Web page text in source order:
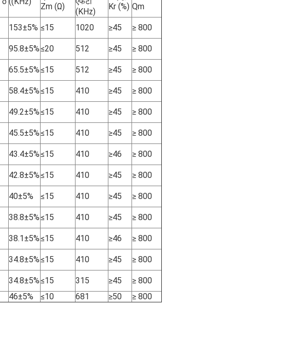
Zm (Ω)
(KHz)
Kr (%) Qm
153±5% ≤15 1020 ≥45
≥ 800
95.8±5%≤20 512 ≥45
≥ 800
65.5±5%≤15 512 ≥45
≥ 800
58.4±5%≤15 410 ≥45
≥ 800
49.2±5%≤15 410 ≥45
≥ 800
45.5±5%≤15 410 ≥45
≥ 800
43.4±5%≤15 410 ≥46
≥ 800
42.8±5%≤15 410 ≥45
≥ 800
40±5% ≤15 410 ≥45
≥ 800
38.8±5%≤15 410 ≥45
≥ 800
38.1±5%≤15 410 ≥46
≥ 800
34.8±5%≤15 410 ≥45
≥ 800
34.8±5%≤15 315 ≥45
≥ 800
46±5% ≤10 681 ≥50 ≥ 800